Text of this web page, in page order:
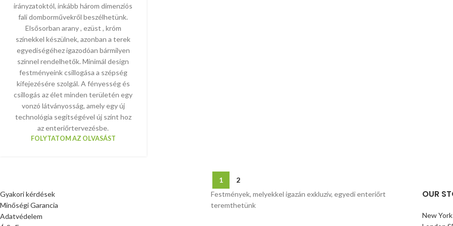
irányzatoktól, inkább három dimenziós
fali domborművekről beszélhetünk.
Elsősorban arany , ezüst , króm
színekkel készülnek, azonban a terek
egyediségéhez igazodóan bármilyen
színnel rendelhetők. Minimál design
festményeink csillogása a szépség
kifejezésére szolgál. A fényesség és
csillogás az élet minden területén egy
vonzó látványosság, amely egy új
technológia segítségével új színt hoz
az enteriőrtervezésbe.
FOLYTATOM AZ OLVASÁST
1
2
Gyakori kérdések
Minőségi Garancia
Adatvédelem
Festmények, melyekkel igazán exkluzív, egyedi enteriőrt
teremthetünk
OUR
New York